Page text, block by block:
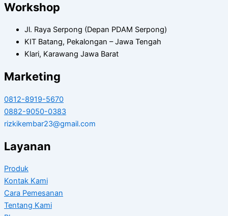
Workshop
Jl. Raya Serpong (Depan PDAM Serpong)
KIT Batang, Pekalongan – Jawa Tengah
Klari, Karawang Jawa Barat
Marketing
0812-8919-5670
0882-9050-0383
rizkikembar23@gmail.com
Layanan
Produk
Kontak Kami
Cara Pemesanan
Tentang Kami